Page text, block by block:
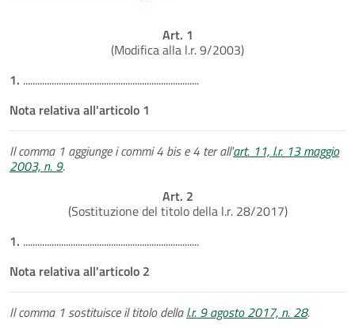
Art. 1
(Modifica alla l.r. 9/2003)
1. ..........................................................................
Nota relativa all'articolo 1
Il comma 1 aggiunge i commi 4 bis e 4 ter all'art. 11, l.r. 13 maggio
2003, n. 9.
Art. 2
(Sostituzione del titolo della l.r. 28/2017)
1. ..........................................................................
Nota relativa all'articolo 2
Il comma 1 sostituisce il titolo dellal.r. 9 agosto 2017, n. 28.